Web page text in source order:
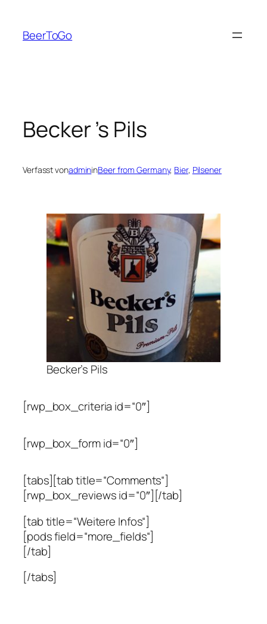
springen
BeerToGo
Becker ’s Pils
Verfasst vonadmininBeer from Germany, Bier, Pilsener
Becker’s Pils
[rwp_box_criteria id=“0″]
[rwp_box_form id=“0″]
[tabs][tab title=“Comments“]
[rwp_box_reviews id=“0″][/tab]
[tab title=“Weitere Infos“]
[pods field=“more_fields“]
[/tab]
[/tabs]